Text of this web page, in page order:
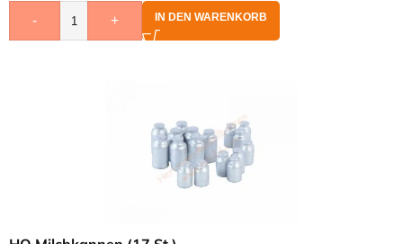
- + IN DEN WARENKORB